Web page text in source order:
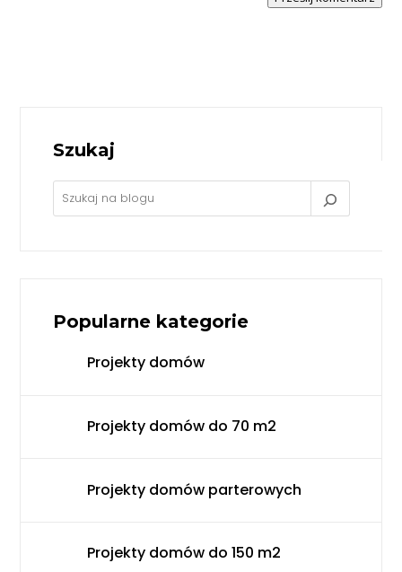
Szukaj
Popularne kategorie
Projekty domów
Projekty domów do 70 m2
Projekty domów parterowych
Projekty domów do 150 m2